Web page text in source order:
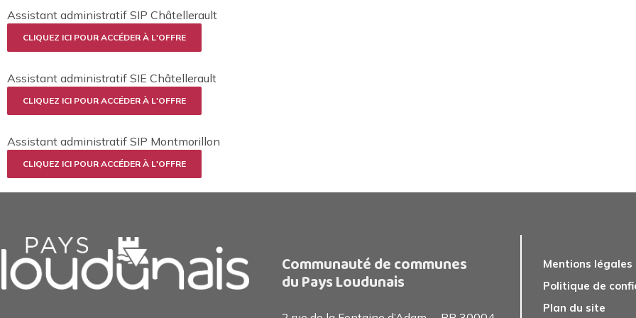
Assistant administratif SIP Châtellerault
CLIQUEZ ICI POUR ACCÉDER À L'OFFRE
Assistant administratif SIE Châtellerault
CLIQUEZ ICI POUR ACCÉDER À L'OFFRE
Assistant administratif SIP Montmorillon
CLIQUEZ ICI POUR ACCÉDER À L'OFFRE
Communauté de communes
du Pays Loudunais
Mentions légales
Politique de
Plan du site